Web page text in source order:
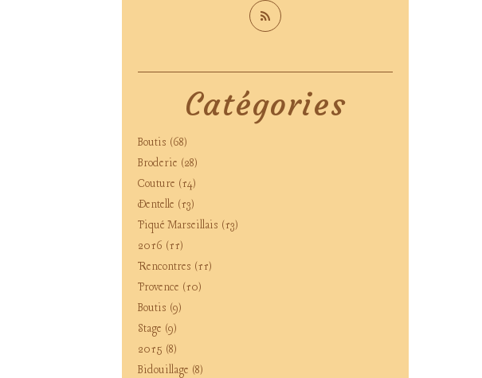
Catégories
Boutis (68)
Broderie (28)
Couture (14)
Dentelle (13)
Piqué Marseillais (13)
2016 (11)
Rencontres (11)
Provence (10)
Boutis (9)
Stage (9)
2015 (8)
Bidouillage (8)